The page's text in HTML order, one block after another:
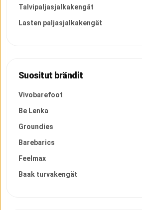
Talvipaljasjalkakengät
Lasten paljasjalkakengät
Suositut brändit
Vivobarefoot
Be Lenka
Groundies
Barebarics
Feelmax
Baak turvakengät